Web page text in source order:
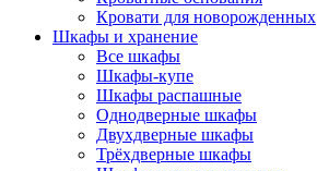
Кровати для новорожденных
Шкафы и хранение
Все шкафы
Шкафы-купе
Шкафы распашные
Однодверные шкафы
Двухдверные шкафы
Трёхдверные шкафы